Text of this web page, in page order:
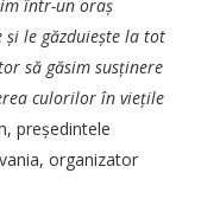
într-un oraș
și le găzduiește la tot
să găsim susținere
culorilor în viețile
președintele
organizator